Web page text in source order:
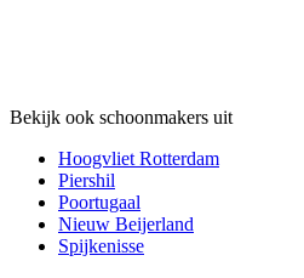
Bekijk ook schoonmakers uit
Hoogvliet Rotterdam
Piershil
Poortugaal
Nieuw Beijerland
Spijkenisse